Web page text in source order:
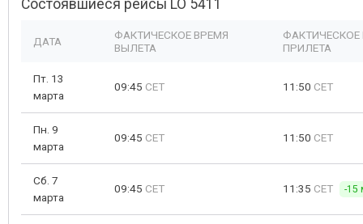
Состоявшиеся рейсы LO 5411
ДАТА
ФАКТИЧЕСКОЕ ВРЕМЯ
ВЫЛЕТА
ФАКТИЧЕСКОЕ
ПРИЛЕТА
Пт. 13
марта
09:45 CET 11:50 CET
Пн. 9
марта
09:45 CET 11:50 CET
Сб. 7
марта
09:45 CET 11:35 CET -15